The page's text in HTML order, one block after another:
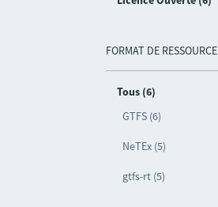
FORMAT DE RESSOURCE
Tous (6)
GTFS (6)
NeTEx (5)
gtfs-rt (5)